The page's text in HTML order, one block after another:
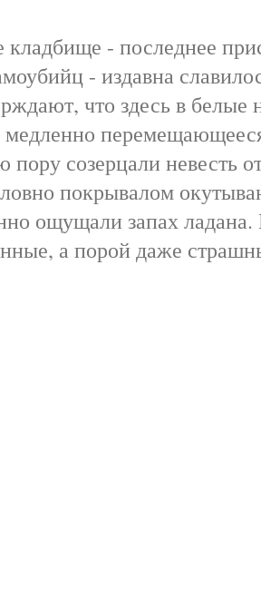
кладбище - последнее
- издавна
что здесь в белые
созерцали невесть
покрывалом
ощущали запах
а порой даже